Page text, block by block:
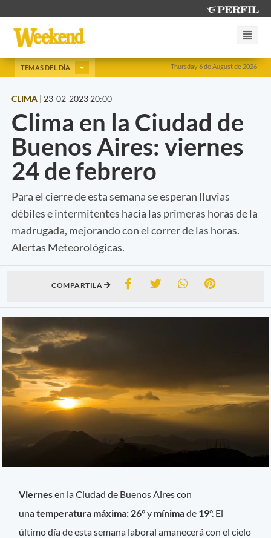
Thursday 6 de August de 2026
TEMAS DEL DÍA
CLIMA | 23-02-2023 20:00
Clima en la Ciudad de
Buenos Aires: viernes
24 de febrero
Para el cierre de esta semana se esperan lluvias
débiles e intermitentes hacia las primeras horas de la
madrugada, mejorando con el correr de las horas.
Alertas Meteorológicas.
COMPARTILA
Viernesen la Ciudad de Buenos Aires con
unatemperatura máxima: 26°y mínimade 19°. El
último día de esta semana laboral amanecerá con el cielo